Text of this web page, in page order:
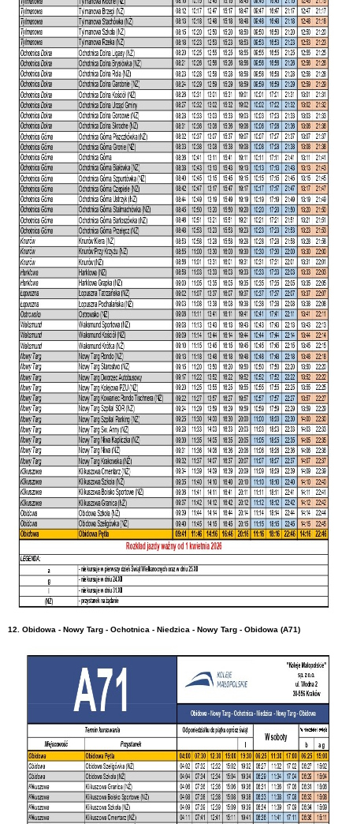
12. Obidowa - Nowy Targ - Ochotnica - Niedzica - Nowy Targ - Obidowa (A71)